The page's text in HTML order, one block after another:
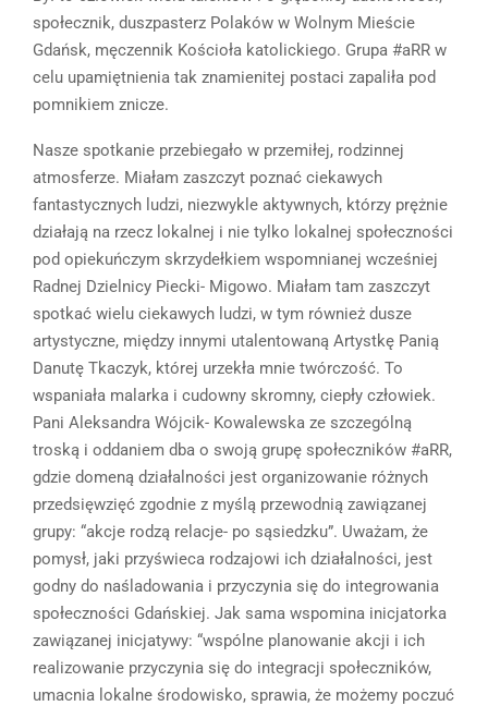
społecznik, duszpasterz Polaków w Wolnym Mieście
Gdańsk, męczennik Kościoła katolickiego. Grupa #aRR w
celu upamiętnienia tak znamienitej postaci zapaliła pod
pomnikiem znicze.
Nasze spotkanie przebiegało w przemiłej, rodzinnej
atmosferze. Miałam zaszczyt poznać ciekawych
fantastycznych ludzi, niezwykle aktywnych, którzy prężnie
działają na rzecz lokalnej i nie tylko lokalnej społeczności
pod opiekuńczym skrzydełkiem wspomnianej wcześniej
Radnej Dzielnicy Piecki- Migowo. Miałam tam zaszczyt
spotkać wielu ciekawych ludzi, w tym również dusze
artystyczne, między innymi utalentowaną Artystkę Panią
Danutę Tkaczyk, której urzekła mnie twórczość. To
wspaniała malarka i cudowny skromny, ciepły człowiek.
Pani Aleksandra Wójcik- Kowalewska ze szczególną
troską i oddaniem dba o swoją grupę społeczników #aRR,
gdzie domeną działalności jest organizowanie różnych
przedsięwzięć zgodnie z myślą przewodnią zawiązanej
grupy: “akcje rodzą relacje- po sąsiedzku”. Uważam, że
pomysł, jaki przyświeca rodzajowi ich działalności, jest
godny do naśladowania i przyczynia się do integrowania
społeczności Gdańskiej. Jak sama wspomina inicjatorka
zawiązanej inicjatywy: “wspólne planowanie akcji i ich
realizowanie przyczynia się do integracji społeczników,
umacnia lokalne środowisko, sprawia, że możemy poczuć